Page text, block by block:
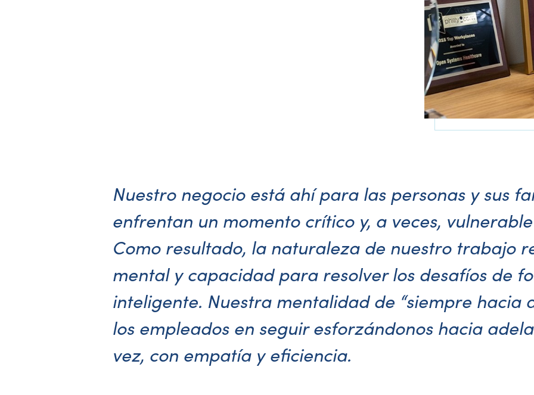
Nuestro negocio está ahí para las personas y sus
enfrentan un momento crítico y, a veces,
Como resultado, la naturaleza de nuestro trabajo
mental y capacidad para resolver los desafíos de
inteligente. Nuestra mentalidad de “siempre hacia
los empleados en seguir esforzándonos hacia
vez, con empatía y eficiencia.